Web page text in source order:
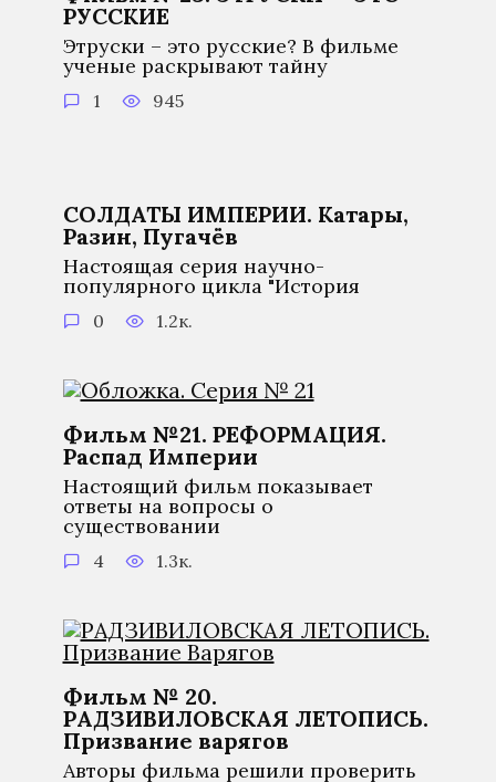
РУССКИЕ
Этруски – это русские? В фильме
ученые раскрывают тайну
1 945
СОЛДАТЫ ИМПЕРИИ. Катары,
Разин, Пугачёв
Настоящая серия научно-
популярного цикла "История
0 1.2к.
Фильм №21. РЕФОРМАЦИЯ.
Распад Империи
Настоящий фильм показывает
ответы на вопросы о
существовании
4 1.3к.
Фильм № 20.
РАДЗИВИЛОВСКАЯ ЛЕТОПИСЬ.
Призвание варягов
Авторы фильма решили проверить